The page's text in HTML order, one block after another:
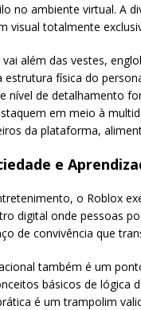
no ambiente virtual. A
visual totalmente
além das vestes,
estrutura física do
nível de detalhamento
em meio à
da plataforma,
e
o Roblox
digital onde pessoas
de convivência que
também é um
básicos de lógica
é um trampolim